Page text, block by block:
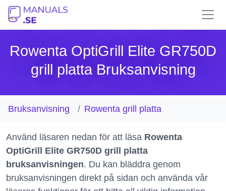
Rowenta OptiGrill Elite GR750D
grill platta Bruksanvisning
Bruksanvisning Rowenta grill platta
Använd läsaren nedan för att läsa Rowenta
OptiGrill Elite GR750D grill platta
bruksanvisningen. Du kan bläddra genom
bruksanvisningen direkt på sidan och använda vår